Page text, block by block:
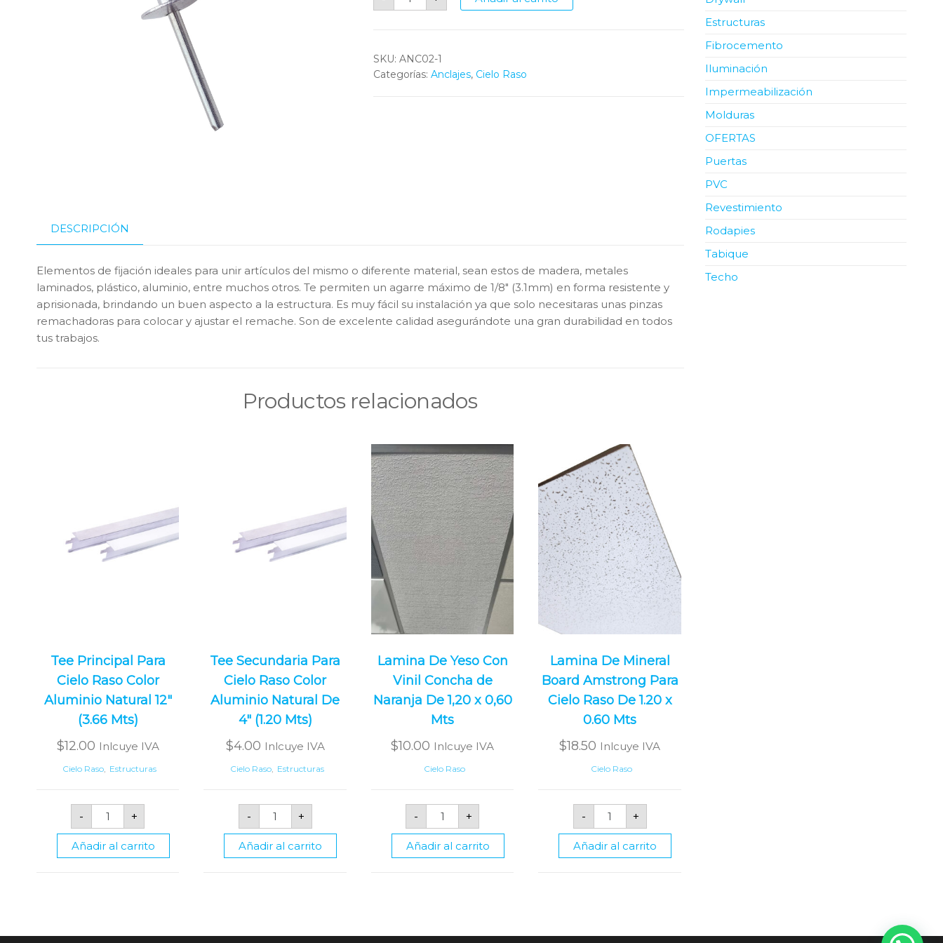
para
piezas)
cantidad
SKU: ANC02-1
Categorías: Anclajes, Cielo Raso
DESCRIPCIÓN
Elementos de fijación ideales para unir artículos del mismo o diferente material, sean estos de madera, metales
laminados, plástico, aluminio, entre muchos otros. Te permiten un agarre máximo de 1/8″ (3.1mm) en forma resistente y
aprisionada, brindando un buen aspecto a la estructura. Es muy fácil su instalación ya que solo necesitaras unas pinzas
remachadoras para colocar y ajustar el remache. Son de excelente calidad asegurándote una gran durabilidad en todos
tus trabajos.
Productos relacionados
Tee Principal Para
Cielo Raso Color
Aluminio Natural 12″
(3.66 Mts)
$12.00 Inlcuye IVA
Cielo Raso, Estructuras
-
Tee
Principal
Para
Cielo
Raso
Color
+
Añadir al carrito
Tee Secundaria Para
Cielo Raso Color
Aluminio Natural De
4″ (1.20 Mts)
$4.00 Inlcuye IVA
Cielo Raso, Estructuras
-
Tee
Secundaria
Para
Cielo
Raso
Color
cantidad
+
Añadir al carrito
Lamina De Yeso Con
Vinil Concha de
Naranja De 1,20 x 0,60
Mts
$10.00 Inlcuye IVA
Cielo Raso
-
Lamina
De
Yeso
Con
Vinil
Concha
Mts
+
Añadir al carrito
Lamina De Mineral
Board Amstrong Para
Cielo Raso De 1.20 x
0.60 Mts
$18.50 Inlcuye IVA
Cielo Raso
-
Lamina
De
Mineral
Board
Amstrong
Para
Mts
+
Añadir al carrito
Estructuras
Fibrocemento
Iluminación
Impermeabilización
Molduras
OFERTAS
Puertas
PVC
Revestimiento
Rodapies
Tabique
Techo